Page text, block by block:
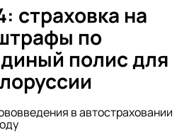
страховка на
по
полис для
в автостраховании